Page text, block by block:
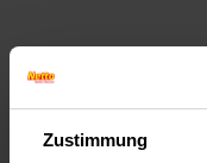
Zustimmung
Weitere
Information